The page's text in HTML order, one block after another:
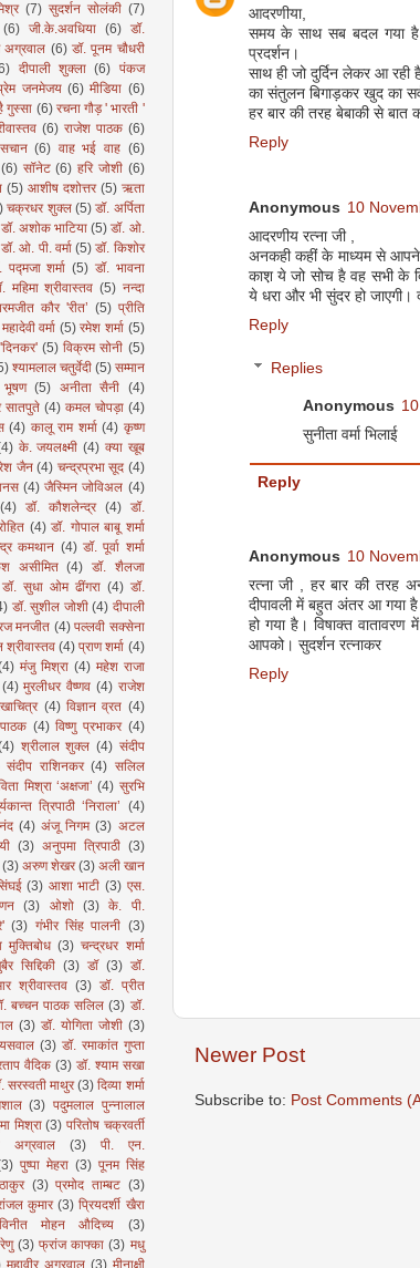
आदरणीया,
समय के साथ सब बदल गया
प्रदर्शन।
साथ ही जो दुर्दिन लेकर आ
का संतुलन बिगाड़कर खुद का
हर बार की तरह बेबाकी से बात
Reply
Anonymous 10
आदरणीय रत्ना जी ,
अनकही कहीं के माध्यम से आपने
काश़ ये जो सोच है वह सभी के
ये धरा और भी सुंदर हो जाएगी।
Reply
Replies
Anonymous
सुनीता वर्मा भिलाई
Reply
Anonymous 10
रत्ना जी , हर बार की तरह
दीपावली में बहुत अंतर आ गया
हो गया है। विषाक्त
आपको। सुदर्शन रत्नाकर
Reply
Newer Post
Subscribe to: Post Comments
(7) सुदर्शन सोलंकी (7)
(6) जी.के.अवधिया (6) डॉ.
अग्रवाल (6) डॉ. पूनम चौधरी
दीपाली शुक्ला (6) पंकज
जनमेजय (6) मीडिया (6)
गुस्सा (6) रचना गौड़ ' भारती '
(6) राजेश पाठक (6)
(6) वाह भई वाह (6)
(6) सॉनेट (6) हरि जोशी (6)
(5) आशीष दशोत्तर (5) ऋता
चक्रधर शुक्ल (5) डॉ. अर्पिता
डॉ. अशोक भाटिया (5) डॉ. ओ.
डॉ. ओ. पी. वर्मा (5) डॉ. किशोर
पद्मजा शर्मा (5) डॉ. भावना
महिमा श्रीवास्तव (5) नन्दा
कौर 'रीत’ (5) प्रीति
महादेवी वर्मा (5) रमेश शर्मा (5)
'दिनकर' (5) विक्रम सोनी (5)
श्यामलाल चतुर्वेदी (5) सम्मान
भूषण (5) अनीता सैनी (4)
(4) कमल चोपड़ा (4)
(4) कालू राम शर्मा (4) कृष्ण
के. जयलक्ष्मी (4) क्या खूब
जैन (4) चन्द्रप्रभा सूद (4)
(4) जैस्मिन जोविअल (4)
(4) डॉ. कौशलेन्द्र (4)
डॉ.
(4) डॉ. गोपाल बाबू शर्मा
कमथान (4) डॉ. पूर्वा शर्मा
असीमित (4) डॉ. शैलजा
डॉ. सुधा ओम ढींगरा (4) डॉ.
डॉ. सुशील जोशी (4) दीपाली
मनजीत (4) पल्लवी सक्सेना
श्रीवास्तव (4) प्राण शर्मा (4)
मंजु मिश्रा (4) महेश राजा
(4) मुरलीधर वैष्णव (4) राजेश
(4) विज्ञान व्रत (4)
(4) विष्णु प्रभाकर (4)
श्रीलाल शुक्ल (4) संदीप
संदीप राशिनकर (4) सलिल
मिश्रा ‘अक्षजा’ (4) सुरभि
त्रिपाठी ‘निराला’ (4)
(4) अंजू निगम (3) अटल
(3) अनुपमा त्रिपाठी (3)
(3) अरुण शेखर (3) अली खान
(3) आशा भाटी (3) एस.
(3) ओशो (3) के. पी.
(3) गंभीर सिंह पालनी (3)
मुक्तिबोध (3) चन्द्रधर शर्मा
सिद्दिकी (3) डॉ (3) डॉ.
श्रीवास्तव (3) डॉ. प्रीत
बच्चन पाठक सलिल (3) डॉ.
(3) डॉ. योगिता जोशी (3)
(3) डॉ. रमाकांत गुप्ता
वैदिक (3) डॉ. श्याम सखा
सरस्वती माथुर (3) दिव्या शर्मा
(3) पदुमलाल पुन्नालाल
मिश्रा (3) परितोष चक्रवर्ती
अग्रवाल (3)
पी. एन.
पुष्पा मेहरा (3) पूनम सिंह
(3) प्रमोद ताम्बट (3)
कुमार (3) प्रियदर्शी खैरा
मोहन औदिच्य
(3)
(3) फ्रांज काफ्का (3) मधु
महावीर अग्रवाल (3) मीनाक्षी